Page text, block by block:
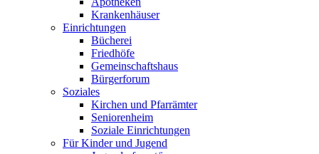
Krankenhäuser
Einrichtungen
Bücherei
Friedhöfe
Gemeinschaftshaus
Bürgerforum
Soziales
Kirchen und Pfarrämter
Seniorenheim
Soziale Einrichtungen
Für Kinder und Jugend